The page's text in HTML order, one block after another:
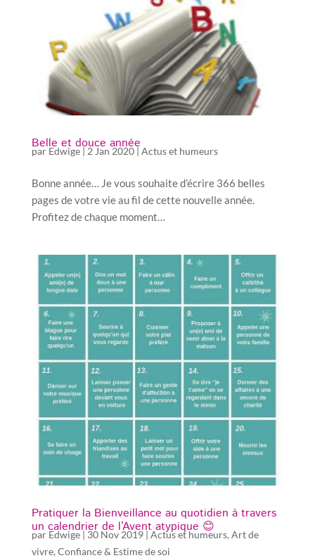
Belle et douce année
par Edwige| 2 Jan 2020| Actus et humeurs
Bonne année… Je vous souhaite d’écrire 366 belles
pages de votre vie au fil de cette nouvelle année.
Profitez de chaque moment…
Pratiquer la Bienveillance au quotidien à travers
un calendrier de l’Avent atypique 😊
par Edwige| 30 Nov 2019| Actus et humeurs, Art de
vivre, Confiance & Estime de soi